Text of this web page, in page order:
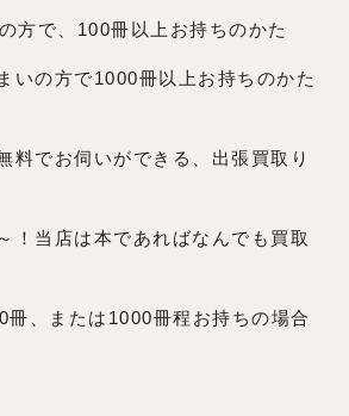
方で、100冊以上お持ちのかた
いの方で1000冊以上お持ちのかた
料でお伺いができる、出張買取り
！当店は本であればなんでも買取
冊、または1000冊程お持ちの場合